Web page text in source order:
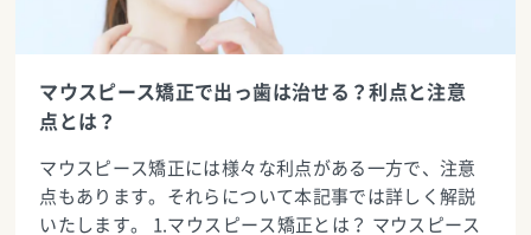
マウスピース矯正で出っ歯は治せる？利点と注意
点とは？
マウスピース矯正には様々な利点がある一方で、注意
点もあります。それらについて本記事では詳しく解説
いたします。 1.マウスピース矯正とは？ マウスピース